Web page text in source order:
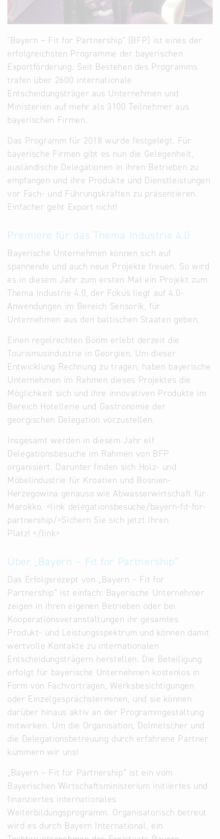
"Bayern – Fit for Partnership" (BFP) ist eines der
erfolgreichsten Programme der bayerischen
Exportförderung. Seit Bestehen des Programms
trafen über 2600 internationale
Entscheidungsträger aus Unternehmen und
Ministerien auf mehr als 3100 Teilnehmer aus
bayerischen Firmen.
Das Programm für 2018 wurde festgelegt. Für
bayerische Firmen gibt es nun die Gelegenheit,
ausländische Delegationen in ihren Betrieben zu
empfangen und ihre Produkte und Dienstleistungen
vor Fach- und Führungskräften zu präsentieren.
Einfacher geht Export nicht!
Premiere für das Thema Industrie 4.0
Bayerische Unternehmen können sich auf
spannende und auch neue Projekte freuen. So wird
es in diesem Jahr zum ersten Mal ein Projekt zum
Thema Industrie 4.0, der Fokus liegt auf 4.0-
Anwendungen im Bereich Sensorik, für
Unternehmen aus den baltischen Staaten geben.
Einen regelrechten Boom erlebt derzeit die
Tourismusindustrie in Georgien. Um dieser
Entwicklung Rechnung zu tragen, haben bayerische
Unternehmen im Rahmen dieses Projektes die
Möglichkeit sich und ihre innovativen Produkte im
Bereich Hotellerie und Gastronomie der
georgischen Delegation vorzustellen.
Insgesamt werden in diesem Jahr elf
Delegationsbesuche im Rahmen von BFP
organisiert. Darunter finden sich Holz- und
Möbelindustrie für Kroatien und Bosnien-
Herzegowina genauso wie Abwasserwirtschaft für
Marokko. <link delegationsbesuche/bayern-fit-for-
partnership/>Sichern Sie sich jetzt Ihren
Platz! </link>
Über „Bayern – Fit for Partnership“
Das Erfolgsrezept von „Bayern – Fit for
Partnership“ ist einfach: Bayerische Unternehmer
zeigen in ihren eigenen Betrieben oder bei
Kooperationsveranstaltungen ihr gesamtes
Produkt- und Leistungsspektrum und können damit
wertvolle Kontakte zu internationalen
Entscheidungsträgern herstellen. Die Beteiligung
erfolgt für bayerische Unternehmen kostenlos in
Form von Fachvorträgen, Werksbesichtigungen
oder Einzelgesprächsterminen, und sie können
darüber hinaus aktiv an der Programmgestaltung
mitwirken. Um die Organisation, Dolmetscher und
die Delegationsbetreuung durch erfahrene Partner
kümmern wir uns!
„Bayern – Fit for Partnership“ ist ein vom
Bayerischen Wirtschaftsministerium initiiertes und
finanziertes internationales
Weiterbildungsprogramm. Organisatorisch betreut
wird es durch Bayern International, ein